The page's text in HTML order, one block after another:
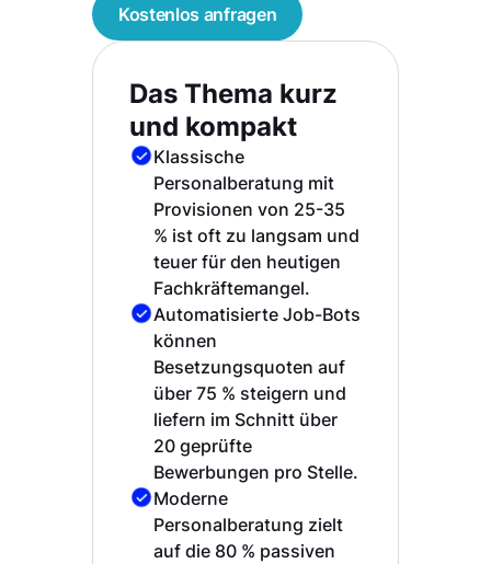
Kostenlos anfragen
Das Thema kurz
und kompakt
Klassische
Personalberatung mit
Provisionen von 25-35
% ist oft zu langsam und
teuer für den heutigen
Fachkräftemangel.
Automatisierte Job-Bots
können
Besetzungsquoten auf
über 75 % steigern und
liefern im Schnitt über
20 geprüfte
Bewerbungen pro Stelle.
Moderne
Personalberatung zielt
auf die 80 % passiven